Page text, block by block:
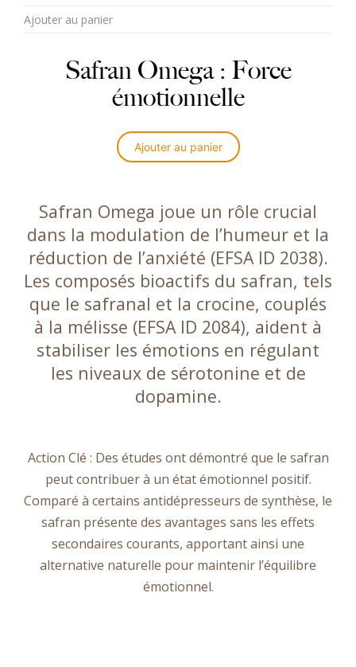
Ajouter au panier
Safran Omega : Force
émotionnelle
Ajouter au panier
Safran Omega joue un rôle crucial
dans la modulation de l’humeur et la
réduction de l’anxiété (EFSA ID 2038).
Les composés bioactifs du safran, tels
que le safranal et la crocine, couplés
à la mélisse (EFSA ID 2084), aident à
stabiliser les émotions en régulant
les niveaux de sérotonine et de
dopamine.
Action Clé : Des études ont démontré que le safran
peut contribuer à un état émotionnel positif.
Comparé à certains antidépresseurs de synthèse, le
safran présente des avantages sans les effets
secondaires courants, apportant ainsi une
alternative naturelle pour maintenir l’équilibre
émotionnel.